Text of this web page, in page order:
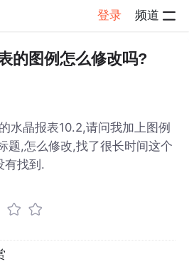
登录 频道
详情
的图例怎么修改吗?
水晶报表10.2,请问我加上图例
题,怎么修改,找了很长时间这个
有找到.